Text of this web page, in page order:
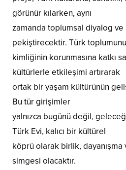
görünür kılarken, aynı
zamanda toplumsal diyalog ve
pekiştirecektir. Türk
kimliğinin korunmasına katkı
kültürlerle etkileşimi artırarak
ortak bir yaşam kültürünün
Bu tür girişimler
yalnızca bugünü değil,
Türk Evi, kalıcı bir kültürel
köprü olarak birlik,
simgesi olacaktır.